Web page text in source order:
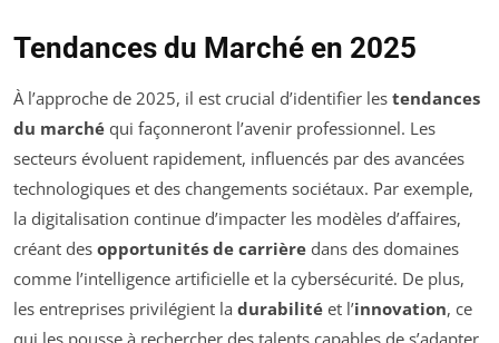
Tendances du Marché en 2025
À l’approche de 2025, il est crucial d’identifier les tendances
du marché qui façonneront l’avenir professionnel. Les
secteurs évoluent rapidement, influencés par des avancées
technologiques et des changements sociétaux. Par exemple,
la digitalisation continue d’impacter les modèles d’affaires,
créant des opportunités de carrière dans des domaines
comme l’intelligence artificielle et la cybersécurité. De plus,
les entreprises privilégient la durabilité et l’innovation, ce